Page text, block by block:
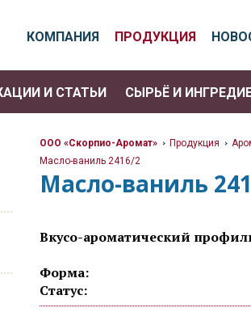
КОМПАНИЯ ПРОДУКЦИЯ
И СТАТЬИ СЫРЬЁ И
ООО «Скорпио-Аромат»>Продукция>
Масло-ваниль 2416/2>
Масло-ваниль
Вкусо-ароматический
Форма:
Статус: